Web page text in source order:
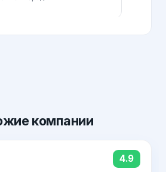
компании
4.9